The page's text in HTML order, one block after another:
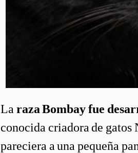
La raza Bombay fue
conocida criadora de gatos
pareciera a una pequeña